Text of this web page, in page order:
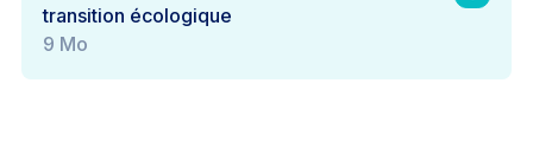
transition écologique
9 Mo